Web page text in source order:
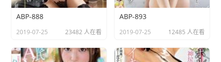
ABP-888
2019-07-25 23482 人在看
ABP-893
2019-07-25 12485 人在看